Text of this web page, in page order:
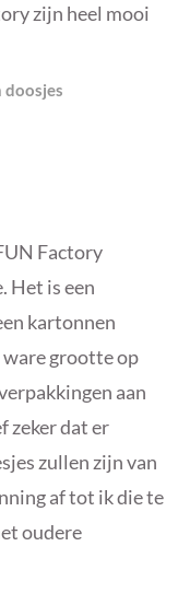
Factory
Het is een
kartonnen
grootte op
aan
zeker dat er
zullen zijn van
af tot ik die te
oudere